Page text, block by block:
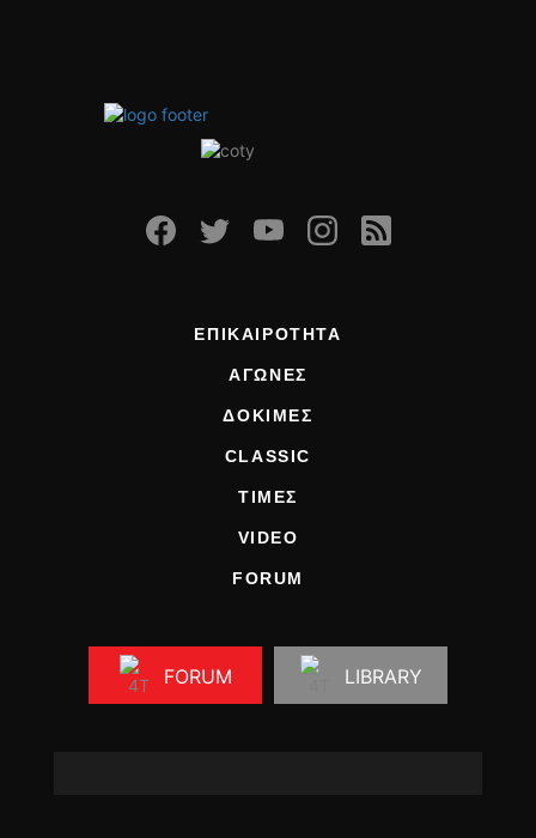
ΕΠΙΚΑΙΡΟΤΗΤΑ
ΑΓΩΝΕΣ
ΔΟΚΙΜΕΣ
CLASSIC
ΤΙΜΕΣ
VIDEO
FORUM
FORUM LIBRARY